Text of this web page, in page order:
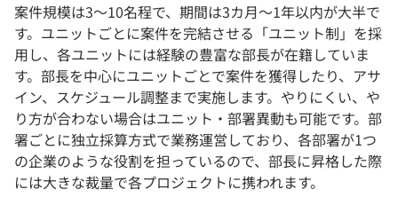
案件規模は3～10名程で、期間は3カ月～1年以内が大半で
す。ユニットごとに案件を完結させる「ユニット制」を採
用し、各ユニットには経験の豊富な部長が在籍していま
す。部長を中心にユニットごとで案件を獲得したり、アサ
イン、スケジュール調整まで実施します。やりにくい、や
り方が合わない場合はユニット・部署異動も可能です。部
署ごとに独立採算方式で業務運営しており、各部署が1つ
の企業のような役割を担っているので、部長に昇格した際
には大きな裁量で各プロジェクトに携われます。